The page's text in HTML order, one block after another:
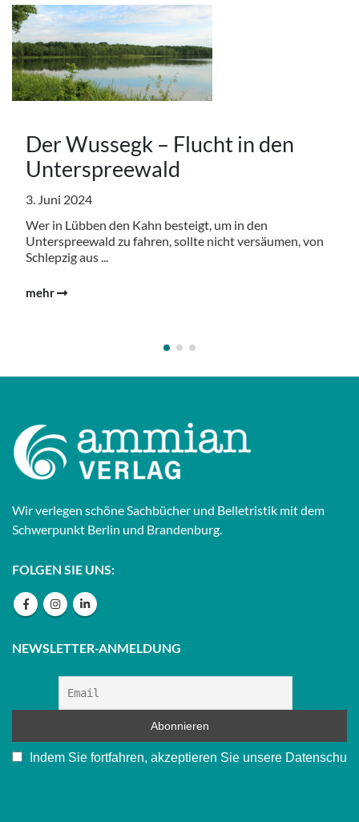
Der Wussegk – Flucht in den
Unterspreewald
3. Juni 2024
Wer in Lübben den Kahn besteigt, um in den
Unterspreewald zu fahren, sollte nicht versäumen, von
Schlepzig aus ...
mehr
Wir verlegen schöne Sachbücher und Belletristik mit dem
Schwerpunkt Berlin und Brandenburg.
FOLGEN SIE UNS:
NEWSLETTER-ANMELDUNG
Indem Sie fortfahren, akzeptieren Sie unsere